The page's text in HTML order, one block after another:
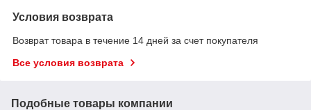
Условия возврата
Возврат товара в течение 14 дней за счет покупателя
Все условия возврата
Подобные товары компании